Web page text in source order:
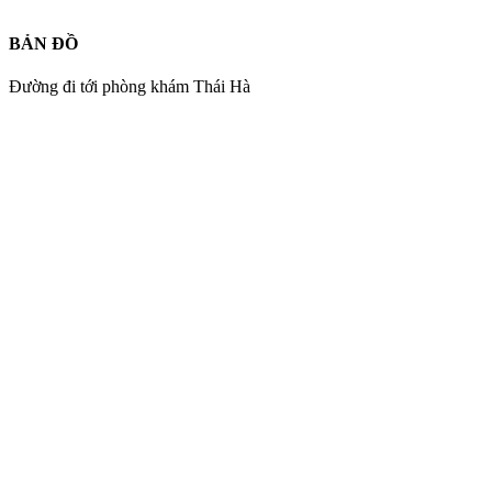
BẢN ĐỒ
Đường đi tới phòng khám Thái Hà